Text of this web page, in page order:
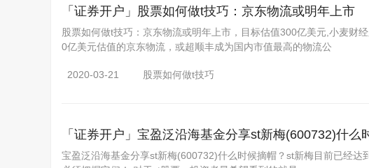
「证券开户」 股票如何做t技巧：京东物流或明年上市
股票如何做t技巧：京东物流或明年上市，目标估值300亿美元,小麦财
0亿美元估值的京东物流，或超顺丰成为国内市值最高的物流公
2020-03-21 股票如何做t技巧
「证券开户」 宝盈泛沿海基金分享st新梅(600732)什么
宝盈泛沿海基金分享st新梅(600732)什么时候摘帽？st新梅目前已经